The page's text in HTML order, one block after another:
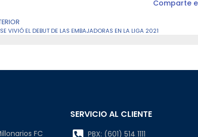
Comparte
VIVIÓ EL DEBUT DE LAS EMBAJADORAS EN LA LIGA 2021
FC
SERVICIO AL CLIENTE
PBX: (601) 514 1111